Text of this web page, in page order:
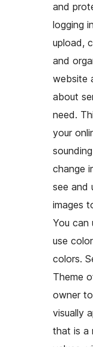
and
logging
upload,
and
website
about
need.
your
change
see and
images
You can
use
colors.
Theme
owner
visually
that is a